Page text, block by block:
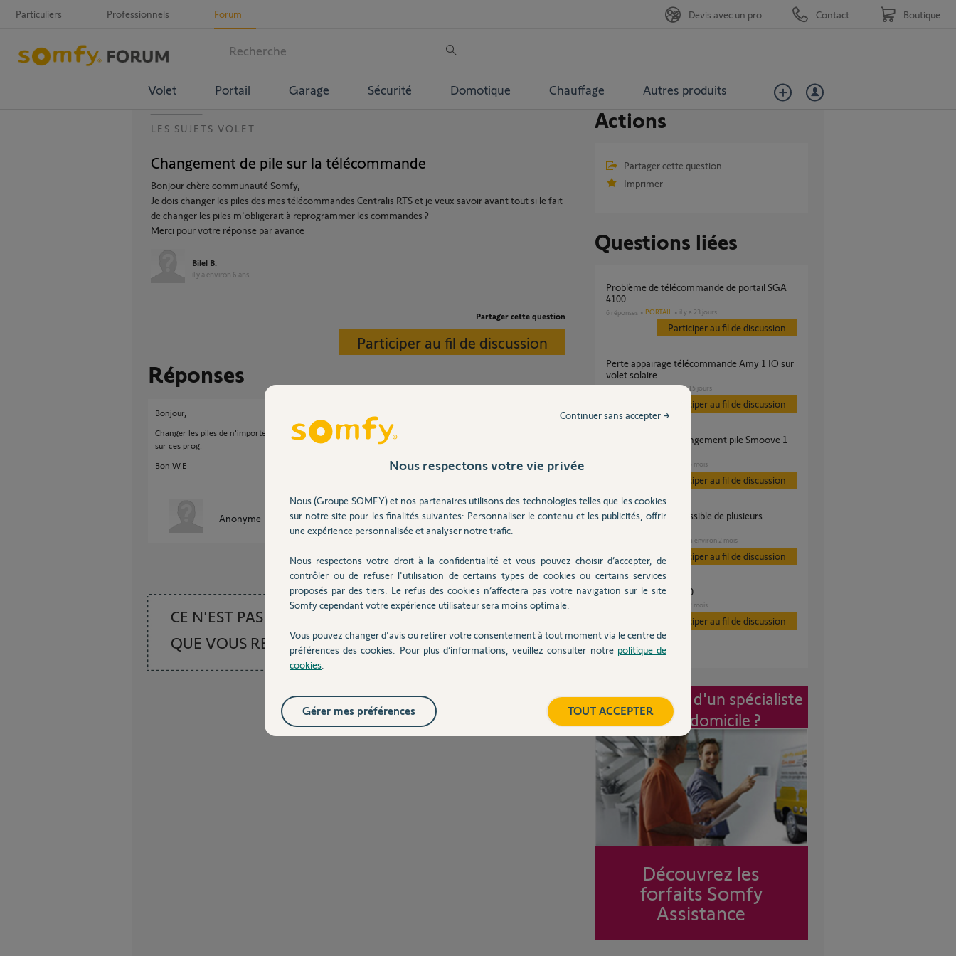
Particuliers Professionnels Forum
Volet Portail Garage Sécurité Domotique Chauffage Autres produits
Devis avec un pro Contact Boutique
LES SUJETS VOLET
Changement de pile sur la télécommande
Bonjour chère communauté Somfy,
Je dois changer les piles des mes télécommandes Centralis RTS et je veux savoir avant tout si le fait
de changer les piles m'obligerait à reprogrammer les commandes ?
Merci pour votre réponse par avance
Bilel B.
il y a environ 6 ans
Partager cette question
Participer au fil de discussion
Réponses
Bonjour,
Changer les piles de n'importe quelle télécommande n'a (heureusement) aucune influence
sur ces prog.
Bon W.E
Anonyme il y a environ 6 ans
CE N'EST PAS CE
QUE VOUS RECHERCHEZ
Posez votre question
Actions
Partager cette question
Imprimer
Questions liées
Problème de télécommande de portail SGA
4100
6 réponses PORTAIL il y a 23 jours
Participer au fil de discussion
Perte appairage télécommande Amy 1 IO sur
volet solaire
VOLET il y a 15 jours
Participer au fil de discussion
il y a 5 mois
Participer au fil de discussion
Mémorisation impossible de plusieurs
il y a environ 2 mois
Participer au fil de discussion
Moteurs J406 et J410
il y a 2 mois
Participer au fil de discussion
Intervention d'un spécialiste
à mon domicile ?
Découvrez les
forfaits Somfy
Assistance
Nous respectons votre vie privée
Nous (Groupe SOMFY) et nos partenaires utilisons des technologies telles que les cookies
sur notre site pour les finalités suivantes: Personnaliser le contenu et les publicités, offrir
une expérience personnalisée et analyser notre trafic.
Nous respectons votre droit à la confidentialité et vous pouvez choisir d’accepter, de
contrôler ou de refuser l'utilisation de certains types de cookies ou certains services
proposés par des tiers. Le refus des cookies n’affectera pas votre navigation sur le site
Somfy cependant votre expérience utilisateur sera moins optimale.
Vous pouvez changer d'avis ou retirer votre consentement à tout moment via le centre de
préférences des cookies. Pour plus d’informations, veuillez consulter notre politique de
cookies
Continuer sans accepter →
TOUT ACCEPTER
Gérer mes préférences